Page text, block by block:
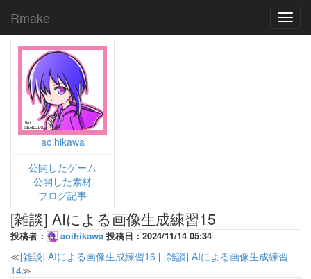
Rmake
aoihikawa
公開したゲーム
公開した素材
ブログ記事
[雑談] AIによる画像生成練習15
投稿者： aoihikawa 投稿日：2024/11/14 05:34
≪[雑談] AIによる画像生成練習16 | [雑談] AIによる画像生成練習
14≫